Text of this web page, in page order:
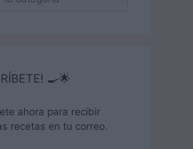
🍳🌟
ahora para recibir
recetas en tu correo.